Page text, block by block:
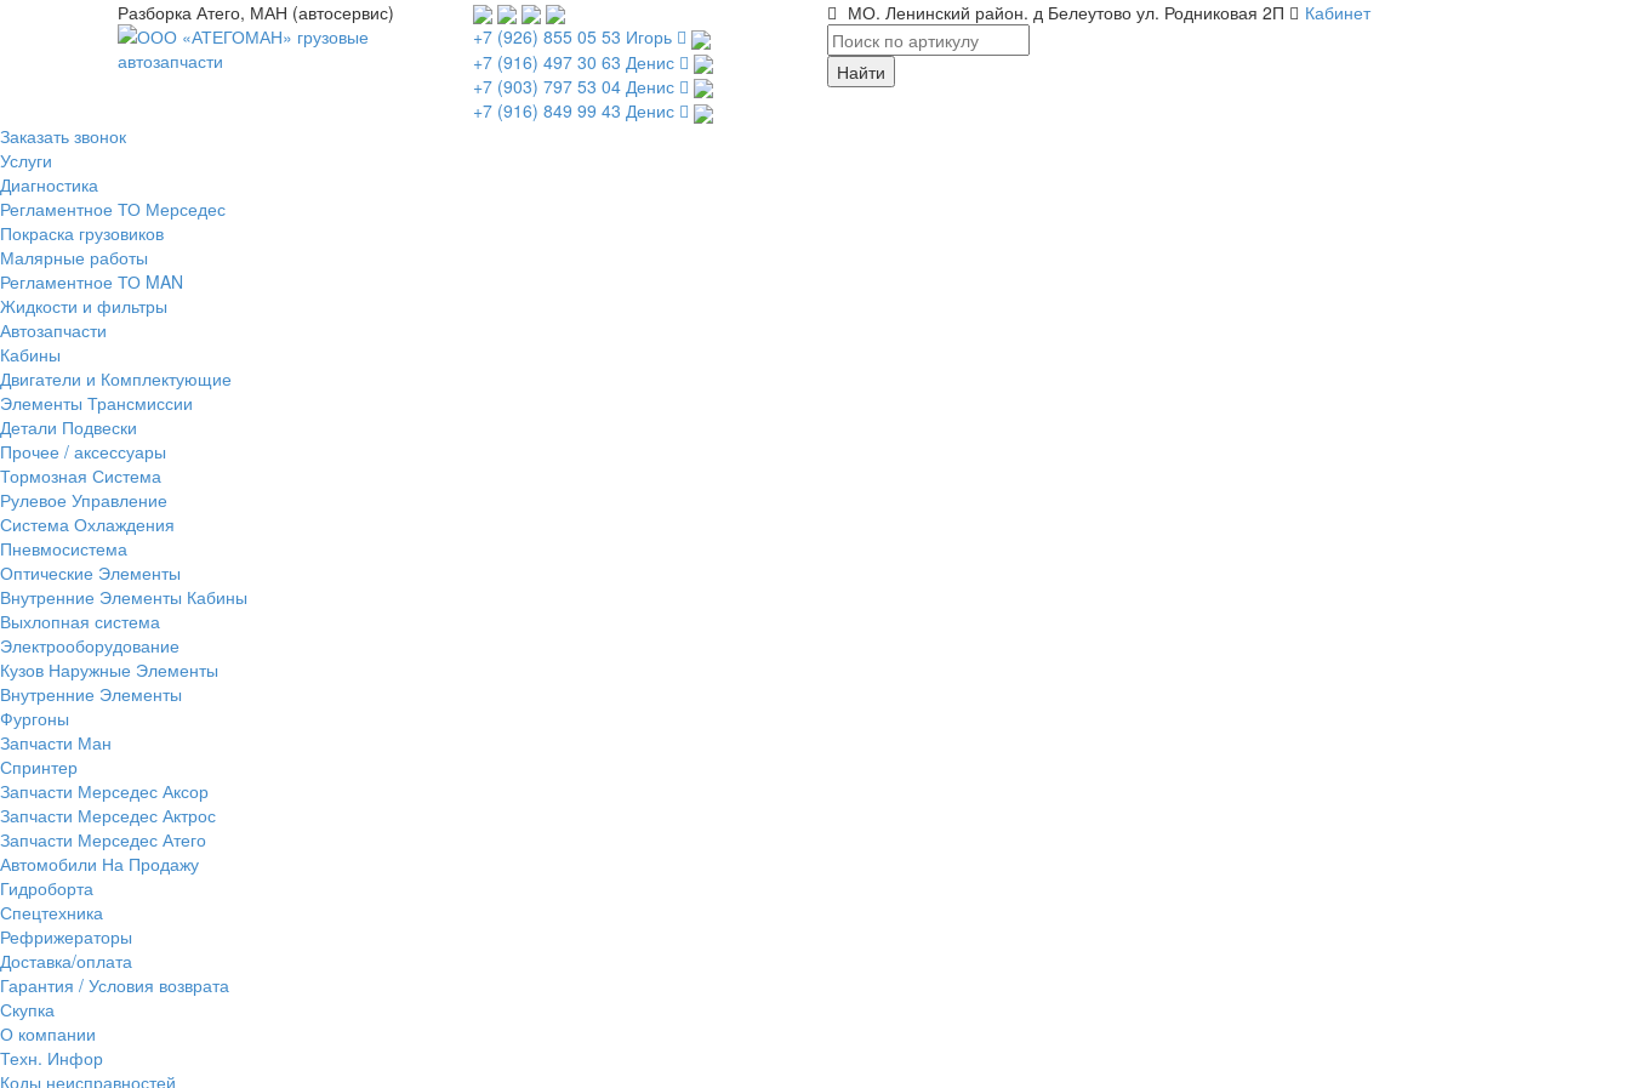
Разборка Атего, МАН (автосервис) МО. Ленинский район. д Белеутово ул. Родниковая 2П
Кабинет
+7 (926) 855 05 53 Игорь
+7 (916) 497 30 63 Денис
+7 (903) 797 53 04 Денис
+7 (916) 849 99 43 Денис
Заказать звонок
Услуги
Диагностика
Регламентное ТО Мерседес
Покраска грузовиков
Малярные работы
Регламентное ТО MAN
Жидкости и фильтры
Автозапчасти
Кабины
Двигатели и Комплектующие
Элементы Трансмиссии
Детали Подвески
Прочее / аксессуары
Тормозная Система
Рулевое Управление
Система Охлаждения
Пневмосистема
Оптические Элементы
Внутренние Элементы Кабины
Выхлопная система
Электрооборудование
Кузов Наружные Элементы
Внутренние Элементы
Фургоны
Запчасти Ман
Спринтер
Запчасти Мерседес Аксор
Запчасти Мерседес Актрос
Запчасти Мерседес Атего
Автомобили На Продажу
Гидроборта
Спецтехника
Рефрижераторы
Доставка/оплата
Гарантия / Условия возврата
Скупка
О компании
Техн. Инфор
Коды неисправностей